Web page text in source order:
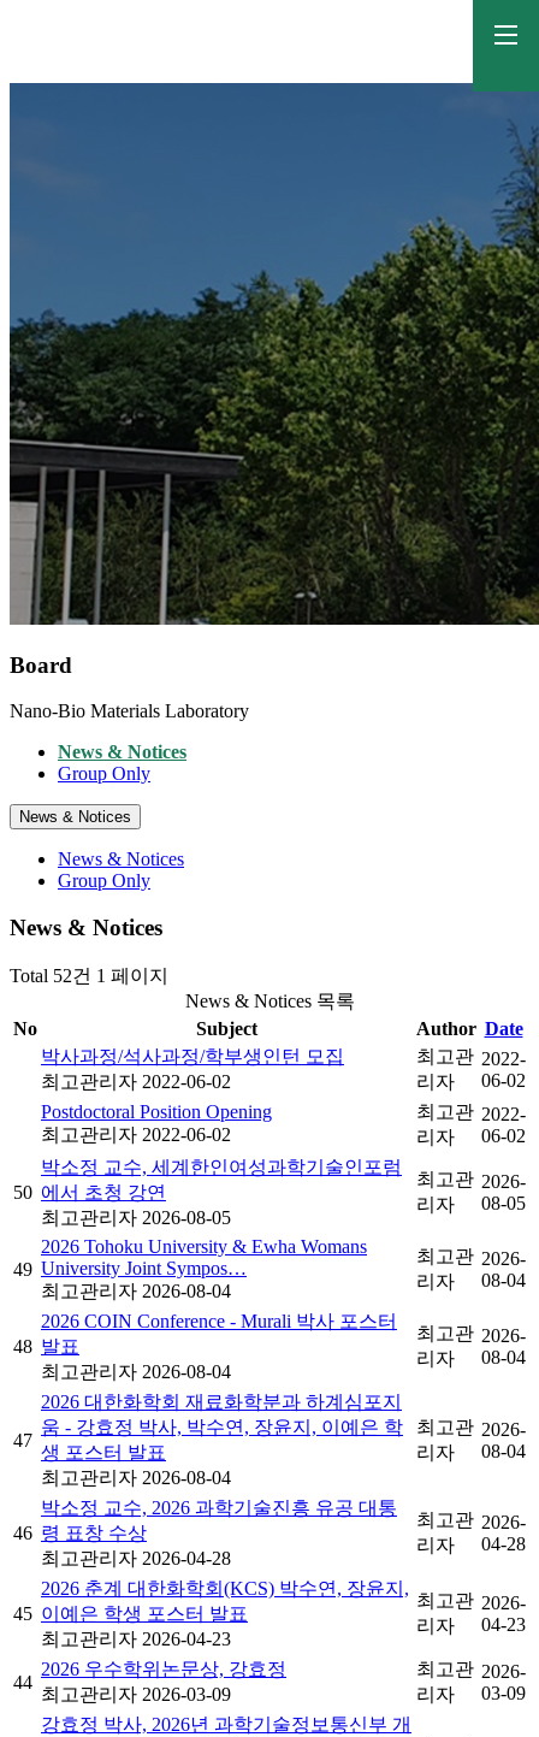
Board
Nano-Bio Materials Laboratory
News & Notices
Group Only
News & Notices
News & Notices
Group Only
News & Notices
Total 52건 1 페이지
News & Notices 목록
No
Subject Author Date
박사과정/석사과정/학부생인턴 모집
최고관리자 2022-06-02
최고관
리자
2022-
06-02
Postdoctoral Position Opening
최고관리자 2022-06-02
최고관
리자
2022-
06-02
50
박소정 교수, 세계한인여성과학기술인포럼
에서 초청 강연
최고관리자 2026-08-05
최고관
리자
2026-
08-05
49
2026 Tohoku University & Ewha Womans
University Joint Sympos…
최고관리자 2026-08-04
최고관
리자
2026-
08-04
48
2026 COIN Conference - Murali 박사 포스터
발표
최고관리자 2026-08-04
최고관
리자
2026-
08-04
47
2026 대한화학회 재료화학분과 하계심포지
움 - 강효정 박사, 박수연, 장윤지, 이예은 학
생 포스터 발표
최고관리자 2026-08-04
최고관
리자
2026-
08-04
46
박소정 교수, 2026 과학기술진흥 유공 대통
령 표창 수상
최고관리자 2026-04-28
최고관
리자
2026-
04-28
45
2026 춘계 대한화학회(KCS) 박수연, 장윤지,
이예은 학생 포스터 발표
최고관리자 2026-04-23
최고관
리자
2026-
04-23
44
2026 우수학위논문상, 강효정
최고관리자 2026-03-09
최고관
리자
2026-
03-09
강효정 박사, 2026년 과학기술정보통신부 개